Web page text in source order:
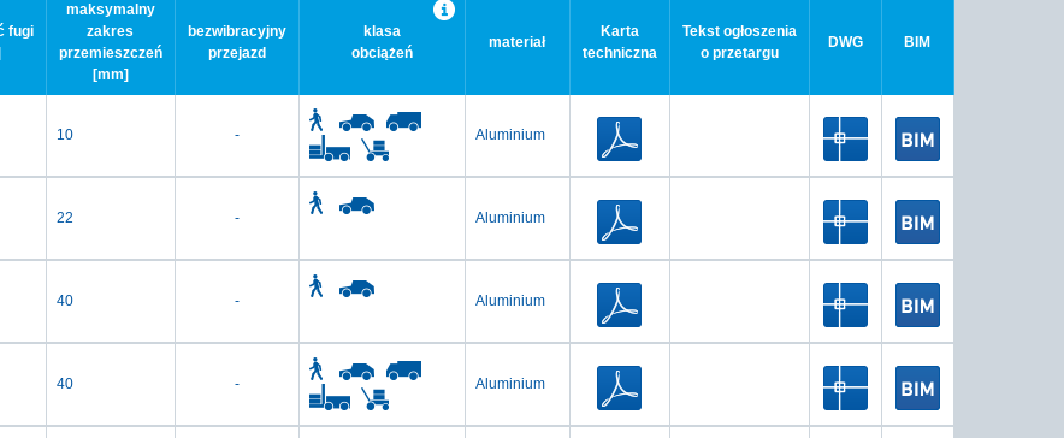
fugi
maksymalny
zakres
przemieszczeń
[mm]
bezwibracyjny
przejazd
klasa
obciążeń
materiał
Karta
techniczna
Tekst ogłoszenia
o przetargu
DWG BIM
10 - Aluminium
22 - Aluminium
40 - Aluminium
40 - Aluminium